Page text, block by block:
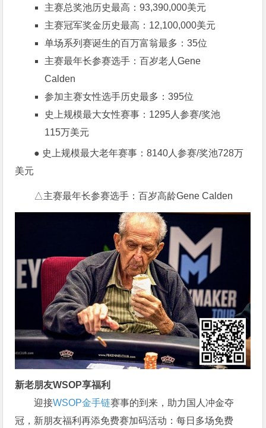
主赛总奖池历史最高：93,390,000美元
主赛冠军奖金历史最高：12,100,000美元
单场系列赛诞生的百万富翁最多：35位
主赛最年长参赛选手：百岁老人Gene
Calden
参加主赛女性选手历史最多：395位
史上规模最大女性赛事：1295人参赛/奖池
115万美元
● 史上规模最大老年赛事：8140人参赛/奖池728万
美元
△主赛最年长参赛选手：百岁高龄Gene Calden
新老朋友WSOP享福利
迎接WSOP金手链赛事的到来，助力国人冲金夺
冠，新朋友福利再添免费赛加码活动：每日多场免费